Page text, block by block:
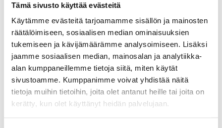
Tämä sivusto käyttää evästeitä
Käytämme evästeitä tarjoamamme sisällön ja mainosten
räätälöimiseen, sosiaalisen median ominaisuuksien
tukemiseen ja kävijämäärämme analysoimiseen. Lisäksi
jaamme sosiaalisen median, mainosalan ja analytiikka-
alan kumppaneillemme tietoja siitä, miten käytät
sivustoamme. Kumppanimme voivat yhdistää näitä
tietoja muihin tietoihin, joita olet antanut heille tai joita on
kerätty, kun olet käyttänyt heidän palvelujaan.
Toimituskulut 35kg:n asti 25€.
Yli 35kg:n toimituskulut toteutuneiden kulujen mukaan.
ILME S.p.A
Koko
size "77.27"
Materiaali
muovi
Käyttölämpötila
'-40°C...+70°C
IP-luokka
IP66/IP69